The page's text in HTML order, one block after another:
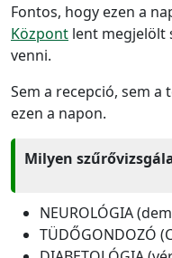
Fontos, hogy ezen a
Központ lent megjelölt
venni.
Sem a recepció, sem
ezen a napon.
Milyen
NEUROLÓGIA
TÜDŐGONDOZÓ